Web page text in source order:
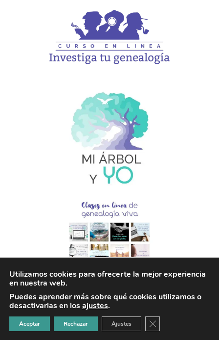
Utilizamos cookies para ofrecerte la mejor experiencia
en nuestra web.
Puedes aprender más sobre qué cookies utilizamos o
desactivarlas en losajustes.
Aceptar Rechazar Ajustes CERRAR EL